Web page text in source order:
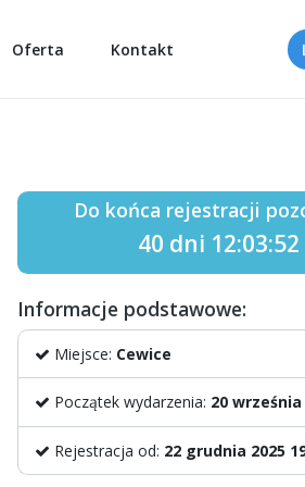
Oferta Kontakt
Do końca rejestracji
40 dni 12:03:52
Informacje podstawowe:
Miejsce: Cewice
Początek wydarzenia: 20 września
Rejestracja od: 22 grudnia 2025